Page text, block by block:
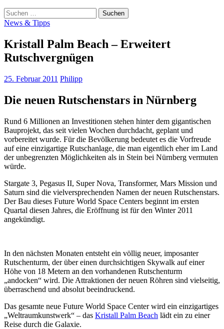
Suchen
nach:
News & Tipps
Kristall Palm Beach – Erweitert
Rutschvergnügen
25. Februar 2011 Philipp
Die neuen Rutschenstars in Nürnberg
Rund 6 Millionen an Investitionen stehen hinter dem gigantischen
Bauprojekt, das seit vielen Wochen durchdacht, geplant und
vorbereitet wurde. Für die Bevölkerung bedeutet es die Vorfreude
auf eine einzigartige Rutschanlage, die man eigentlich eher im Land
der unbegrenzten Möglichkeiten als in Stein bei Nürnberg vermuten
würde.
Stargate 3, Pegasus II, Super Nova, Transformer, Mars Mission und
Saturn sind die vielversprechenden Namen der neuen Rutschenstars.
Der Bau dieses Future World Space Centers beginnt im ersten
Quartal diesen Jahres, die Eröffnung ist für den Winter 2011
angekündigt.
In den nächsten Monaten entsteht ein völlig neuer, imposanter
Rutschenturm, der über einen durchsichtigen Skywalk auf einer
Höhe von 18 Metern an den vorhandenen Rutschenturm
„andocken“ wird. Die Attraktionen der neuen Röhren sind vielseitig,
überraschend und absolut beeindruckend.
Das gesamte neue Future World Space Center wird ein einzigartiges
„Weltraumkunstwerk“ – das Kristall Palm Beach lädt ein zu einer
Reise durch die Galaxie.